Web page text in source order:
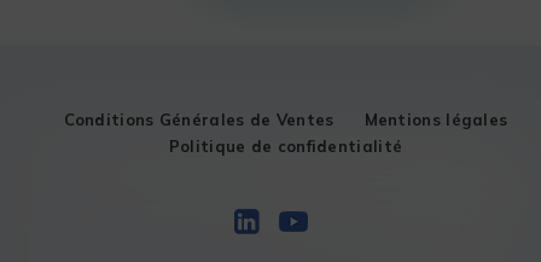
Conditions Générales de Ventes
Mentions légales
Politique de confidentialité